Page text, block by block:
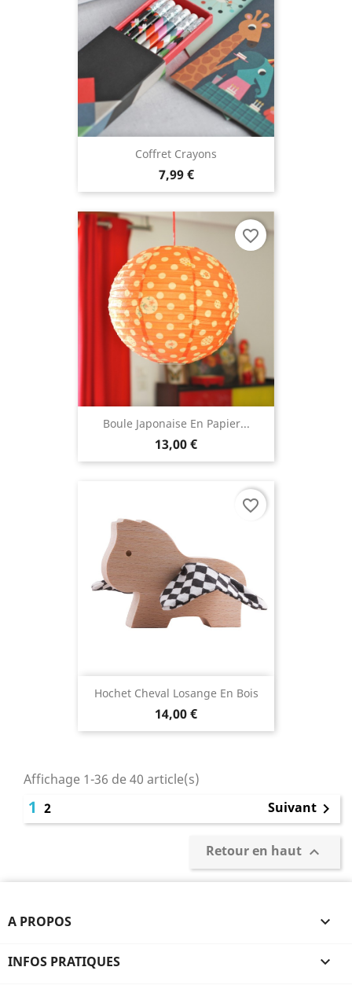
Coffret Crayons
7,99 €
Boule Japonaise En Papier...
13,00 €
favorite_border
Hochet Cheval Losange En Bois
14,00 €
favorite_border
Affichage 1-36 de 40 article(s)
1 2 Suivant 
Retour en haut 
A PROPOS 
INFOS PRATIQUES 